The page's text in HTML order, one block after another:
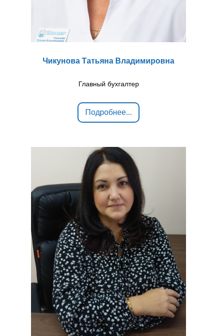
Чикунова Татьяна Владимировна
Главный бухгалтер
Подробнее...